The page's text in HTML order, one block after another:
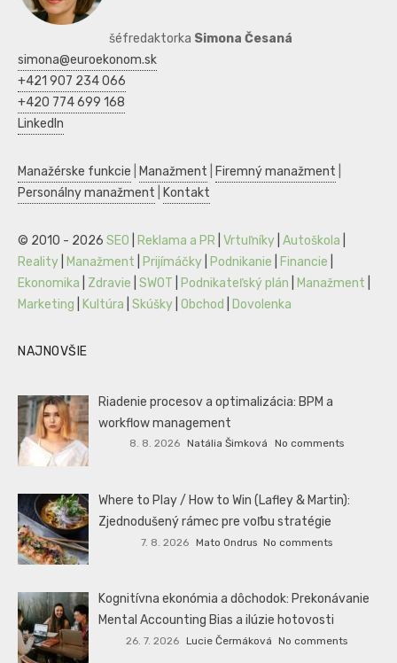
šéfredaktorka Simona Česaná
simona@euroekonom.sk
+421 907 234 066
+420 774 699 168
LinkedIn
Manažérske funkcie Manažment Firemný manažment
Personálny manažment
Kontakt
© 2010 - 2026 SEO Reklama a PR Vrtuľníky Autoškola
Reality
Manažment Prijímáčky Podnikanie Financie
Ekonomika
Zdravie SWOT Podnikateľský plán Manažment
Marketing
Kultúra Skúšky Obchod Dovolenka
NAJNOVŠIE
Riadenie procesov a optimalizácia: BPM a
workflow management
8. 8. 2026 Natália Šimková No comments
Where to Play / How to Win (Lafley & Martin):
Zjednodušený rámec pre voľbu stratégie
7. 8. 2026 Mato Ondrus No comments
Kognitívna ekonómia a dôchodok: Prekonávanie
Mental Accounting Bias a ilúzie hotovosti
26. 7. 2026 Lucie Čermáková No comments